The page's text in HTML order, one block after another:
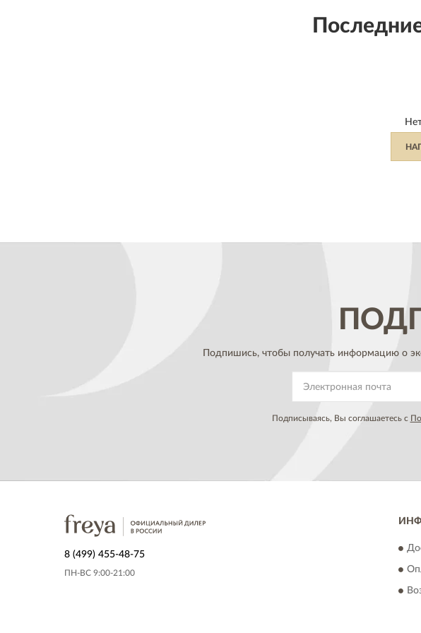
Подпишись, чтобы получать информацию о
Подписываясь, Вы соглашаетесь с
8 (499) 455-48-75
ПН-ВС 9:00-21:00